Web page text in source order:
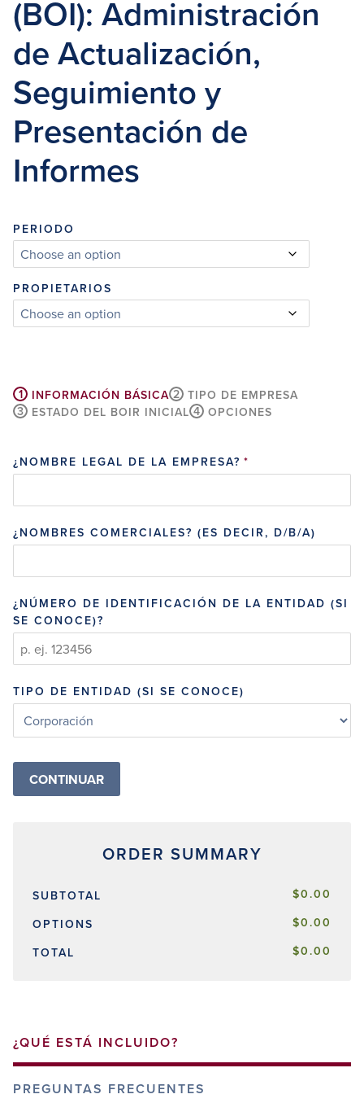
(BOI): Administración
de Actualización,
Seguimiento y
Presentación de
Informes
PERIODO
PROPIETARIOS
1 INFORMACIÓN BÁSICA 2 TIPO DE EMPRESA
3 ESTADO DEL BOIR INICIAL 4 OPCIONES
¿NOMBRE LEGAL DE LA EMPRESA? *
¿NOMBRES COMERCIALES? (ES DECIR, D/B/A)
¿NÚMERO DE IDENTIFICACIÓN DE LA ENTIDAD (SI
SE CONOCE)?
TIPO DE ENTIDAD (SI SE CONOCE)
SUBTOTAL
$0.00
OPTIONS
$0.00
TOTAL
$0.00
¿QUÉ ESTÁ INCLUIDO?
PREGUNTAS FRECUENTES